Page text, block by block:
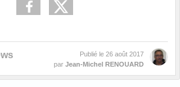
Publié le 26 août 2017
par Jean-Michel RENOUARD